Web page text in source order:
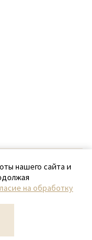
нашего сайта и
на обработку